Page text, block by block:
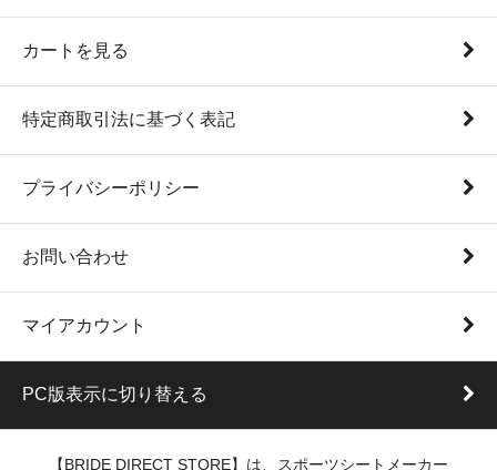
カートを見る
特定商取引法に基づく表記
プライバシーポリシー
お問い合わせ
マイアカウント
PC版表示に切り替える
【BRIDE DIRECT STORE】は、スポーツシートメーカー